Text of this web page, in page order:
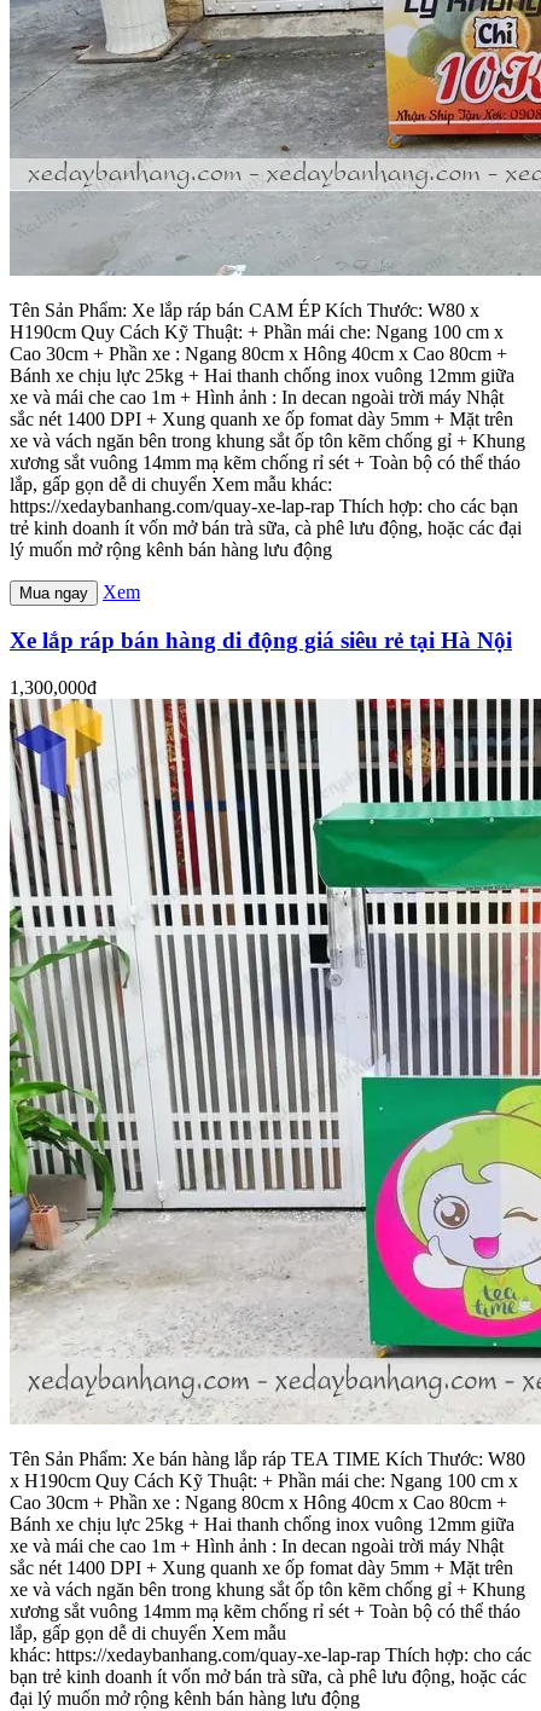
Tên Sản Phẩm: Xe lắp ráp bán CAM ÉP Kích Thước: W80 x
H190cm Quy Cách Kỹ Thuật: + Phần mái che: Ngang 100 cm x
Cao 30cm + Phần xe : Ngang 80cm x Hông 40cm x Cao 80cm +
Bánh xe chịu lực 25kg + Hai thanh chống inox vuông 12mm giữa
xe và mái che cao 1m + Hình ảnh : In decan ngoài trời máy Nhật
sắc nét 1400 DPI + Xung quanh xe ốp fomat dày 5mm + Mặt trên
xe và vách ngăn bên trong khung sắt ốp tôn kẽm chống gỉ + Khung
xương sắt vuông 14mm mạ kẽm chống rỉ sét + Toàn bộ có thể tháo
lắp, gấp gọn dễ di chuyển Xem mẫu khác:
https://xedaybanhang.com/quay-xe-lap-rap Thích hợp: cho các bạn
trẻ kinh doanh ít vốn mở bán trà sữa, cà phê lưu động, hoặc các đại
lý muốn mở rộng kênh bán hàng lưu động
Mua ngay Xem
Xe lắp ráp bán hàng di động giá siêu rẻ tại Hà Nội
1,300,000đ
Tên Sản Phẩm: Xe bán hàng lắp ráp TEA TIME Kích Thước: W80
x H190cm Quy Cách Kỹ Thuật: + Phần mái che: Ngang 100 cm x
Cao 30cm + Phần xe : Ngang 80cm x Hông 40cm x Cao 80cm +
Bánh xe chịu lực 25kg + Hai thanh chống inox vuông 12mm giữa
xe và mái che cao 1m + Hình ảnh : In decan ngoài trời máy Nhật
sắc nét 1400 DPI + Xung quanh xe ốp fomat dày 5mm + Mặt trên
xe và vách ngăn bên trong khung sắt ốp tôn kẽm chống gỉ + Khung
xương sắt vuông 14mm mạ kẽm chống rỉ sét + Toàn bộ có thể tháo
lắp, gấp gọn dễ di chuyển Xem mẫu
khác: https://xedaybanhang.com/quay-xe-lap-rap Thích hợp: cho các
bạn trẻ kinh doanh ít vốn mở bán trà sữa, cà phê lưu động, hoặc các
đại lý muốn mở rộng kênh bán hàng lưu động